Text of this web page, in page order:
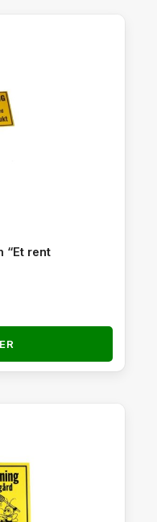
“Et rent